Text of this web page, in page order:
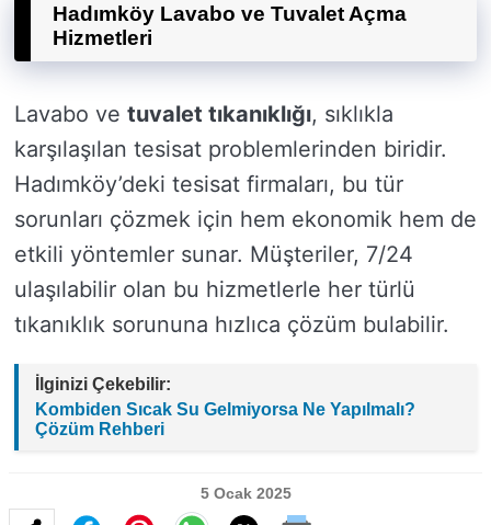
Hadımköy Lavabo ve Tuvalet Açma
Hizmetleri
Lavabo ve tuvalet tıkanıklığı, sıklıkla
karşılaşılan tesisat problemlerinden biridir.
Hadımköy’deki tesisat firmaları, bu tür
sorunları çözmek için hem ekonomik hem de
etkili yöntemler sunar. Müşteriler, 7/24
ulaşılabilir olan bu hizmetlerle her türlü
tıkanıklık sorununa hızlıca çözüm bulabilir.
İlginizi Çekebilir:
Kombiden Sıcak Su Gelmiyorsa Ne Yapılmalı?
Çözüm Rehberi
5 Ocak 2025